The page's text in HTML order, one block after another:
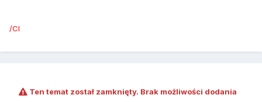
/Cl
Ten temat został zamknięty. Brak możliwości dodania